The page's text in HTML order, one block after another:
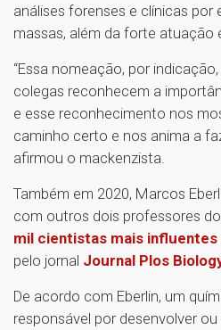
análises forenses e clínicas por
massas, além da forte atuação
“Essa nomeação, por
colegas reconhecem a
e esse reconhecimento nos
caminho certo e nos anima a
afirmou o mackenzista.
Também em 2020, Marcos
com outros dois professores
mil cientistas mais influentes
pelo jornal Journal Plos
De acordo com Eberlin, um
responsável por desenvolver